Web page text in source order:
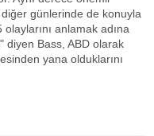
günlerinde de konuyla
anlamak adına
diyen Bass, ABD olarak
yana olduklarını